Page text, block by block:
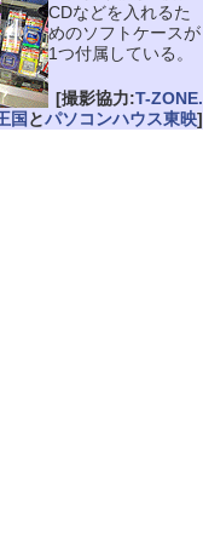
CDなどを入れるた
めのソフトケースが
1つ付属している。
[撮影協力:T-ZONE.
国 とパソコンハウス東映]